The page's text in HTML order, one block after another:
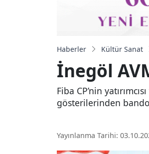
Haberler Kültür Sanat
İnegöl
Fiba CP’nin
gösterilerinden
Yayınlanma Tarihi: